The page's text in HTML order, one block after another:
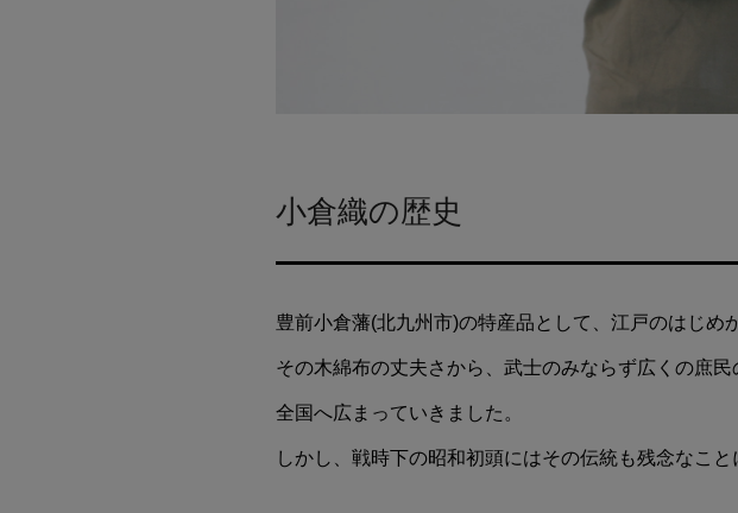
小倉織の歴史
豊前小倉藩(北九州市)の特産品として、江戸のはじめ
その木綿布の丈夫さから、武士のみならず広くの庶
全国へ広まっていきました。
しかし、戦時下の昭和初頭にはその伝統も残念なこと